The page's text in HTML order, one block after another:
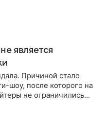
является
Причиной стало
шоу, после которого на
не ограничились